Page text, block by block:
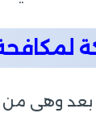
وهي من